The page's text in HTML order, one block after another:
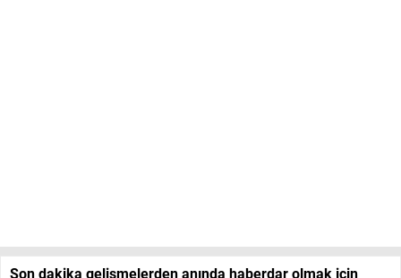
Son dakika gelişmelerden anında haberdar olmak için